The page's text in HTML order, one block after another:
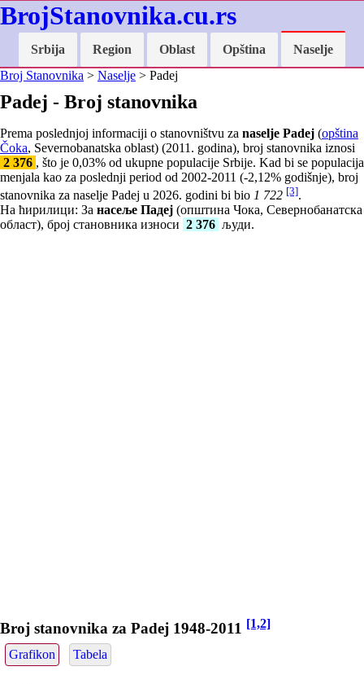
BrojStanovnika.cu.rs
Srbija Region Oblast Opština
Naselje
Broj Stanovnika > Naselje > Padej
Padej - Broj stanovnika
Prema poslednjoj informaciji o stanovništvu za naselje Padej (opština
Čoka, Severnobanatska oblast) (2011. godina), broj stanovnika iznosi
2 376 , što je 0,03% od ukupne populacije Srbije. Kad bi se populacija
menjala kao za poslednji period od 2002-2011 (-2,12% godišnje), broj
stanovnika za naselje Padej u 2026. godini bi bio 1 722 [3].
На ћирилици: За насеље Падеј (општина Чока, Севернобанатска
област), број становника износи 2 376 људи.
Broj stanovnika za Padej 1948-2011 [1,2]
Grafikon Tabela